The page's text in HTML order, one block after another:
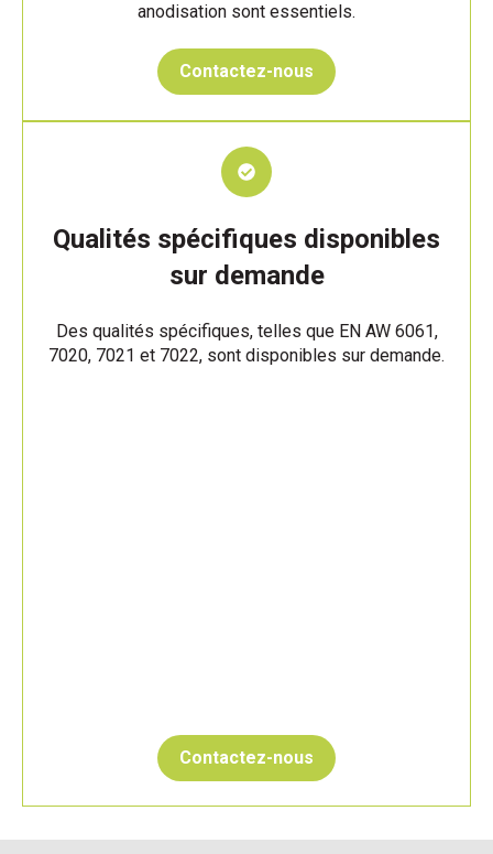
anodisation sont essentiels.
Contactez-nous
Qualités spécifiques disponibles
sur demande
Des qualités spécifiques, telles que EN AW 6061,
7020, 7021 et 7022, sont disponibles sur demande.
Contactez-nous